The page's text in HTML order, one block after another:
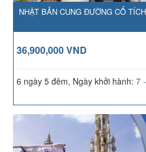
NHẬT BẢN CUNG ĐƯỜNG CỔ
36,900,000 VND
6 ngày 5 đêm, Ngày khởi hành: 7